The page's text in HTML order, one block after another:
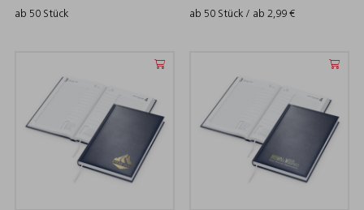
ab 50 Stück ab 50 Stück / ab 2,99 €